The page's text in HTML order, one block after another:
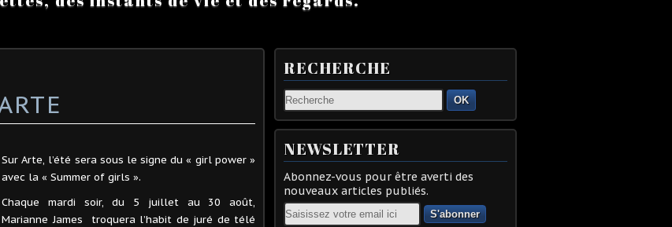
Sur Arte, l’été sera sous le signe du « girl power »
avec la « Summer of girls ».
Chaque mardi soir, du 5 juillet au 30 août,
Marianne James troquera l’habit de juré de télé
RECHERCHE
OK
NEWSLETTER
Abonnez-vous pour être averti des
nouveaux articles publiés.
Email